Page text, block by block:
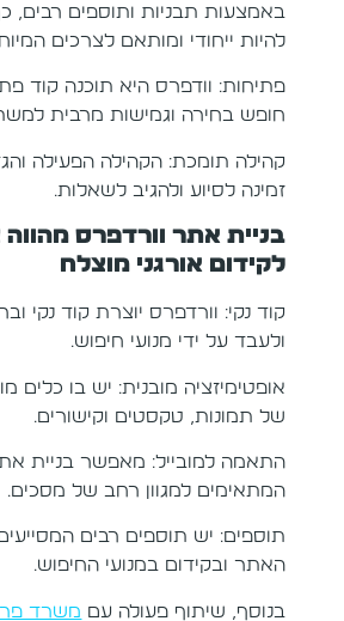
באמצעות תבניות ותוספים רבים,
להיות ייחודי ומותאם לצרכים
פתיחות: וודפרס היא תוכנה קוד
חופש בחירה וגמישות מרבית
קהילה תומכת: הקהילה הפעילה
זמינה לסיוע ולהגיב לשאלות.
בניית אתר וורדפרס מהווה
לקידום אורגני מוצלח
קוד נקי: וורדפרס יוצרת קוד נקי
ולעבד על ידי מנועי חיפוש.
אופטימיזציה מובנית: יש בו כלים
של תמונות, טקסטים וקישורים.
התאמה למובייל: מאפשר בניית
המתאימים למגוון רחב של מסכים.
תוספים: יש תוספים רבים המסייעים
האתר ובקידום במנועי החיפוש.
בנוסף, שיתוף פעולה עם משרד